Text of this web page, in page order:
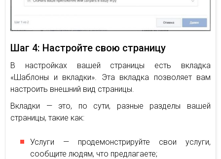
Шаг 4: Настройте свою страницу
В настройках вашей страницы есть вкладка
«Шаблоны и вкладки». Эта вкладка позволяет вам
настроить внешний вид страницы.
Вкладки — это, по сути, разные разделы вашей
страницы, такие как:
Услуги — продемонстрируйте свои услуги,
сообщите людям, что предлагаете;